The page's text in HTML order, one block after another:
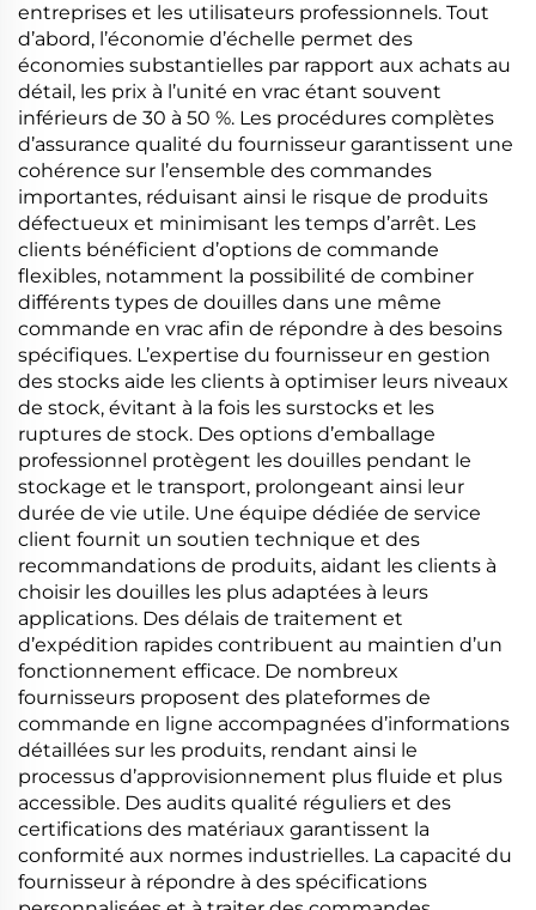
entreprises et les utilisateurs professionnels. Tout
d’abord, l’économie d’échelle permet des
économies substantielles par rapport aux achats au
détail, les prix à l’unité en vrac étant souvent
inférieurs de 30 à 50 %. Les procédures complètes
d’assurance qualité du fournisseur garantissent une
cohérence sur l’ensemble des commandes
importantes, réduisant ainsi le risque de produits
défectueux et minimisant les temps d’arrêt. Les
clients bénéficient d’options de commande
flexibles, notamment la possibilité de combiner
différents types de douilles dans une même
commande en vrac afin de répondre à des besoins
spécifiques. L’expertise du fournisseur en gestion
des stocks aide les clients à optimiser leurs niveaux
de stock, évitant à la fois les surstocks et les
ruptures de stock. Des options d’emballage
professionnel protègent les douilles pendant le
stockage et le transport, prolongeant ainsi leur
durée de vie utile. Une équipe dédiée de service
client fournit un soutien technique et des
recommandations de produits, aidant les clients à
choisir les douilles les plus adaptées à leurs
applications. Des délais de traitement et
d’expédition rapides contribuent au maintien d’un
fonctionnement efficace. De nombreux
fournisseurs proposent des plateformes de
commande en ligne accompagnées d’informations
détaillées sur les produits, rendant ainsi le
processus d’approvisionnement plus fluide et plus
accessible. Des audits qualité réguliers et des
certifications des matériaux garantissent la
conformité aux normes industrielles. La capacité du
fournisseur à répondre à des spécifications